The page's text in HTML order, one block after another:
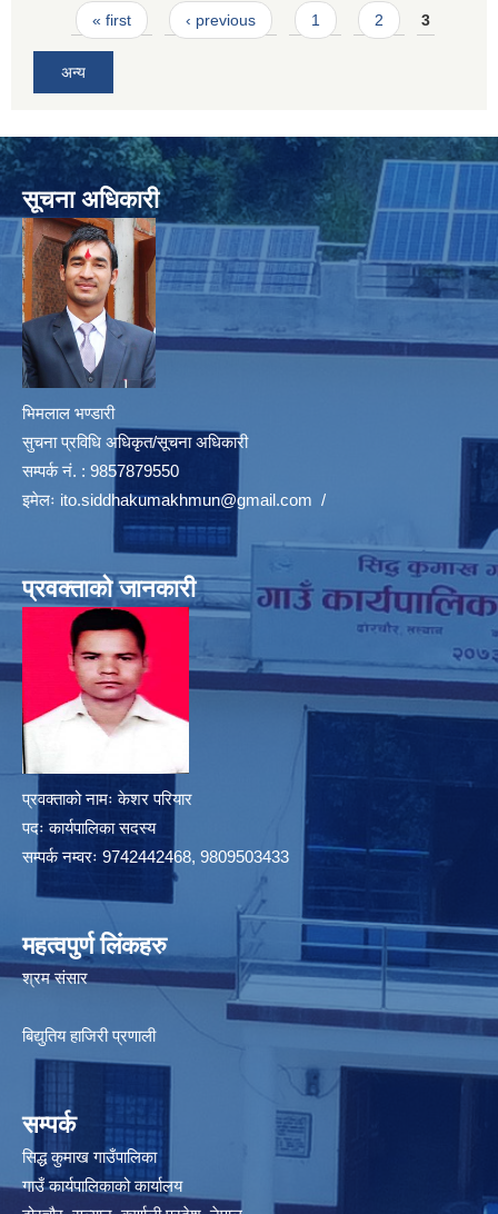
Pages
« first ‹ previous 1 2 3
अन्य
सूचना अधिकारी
भिमलाल भण्डारी
सुचना प्रविधि अधिकृत/सूचना अधिकारी
सम्पर्क नं. : 9857879550
इमेलः ito.siddhakumakhmun@gmail.com /
प्रवक्ताको जानकारी
प्रवक्ताको नामः केशर परियार
पदः कार्यपालिका सदस्य
सम्पर्क नम्वरः 9742442468, 9809503433
महत्वपुर्ण लिंकहरु
श्रम संसार
बिद्युतिय हाजिरी प्रणाली
सम्पर्क
सिद्ध कुमाख गाउँपालिका
गाउँ कार्यपालिकाको कार्यालय